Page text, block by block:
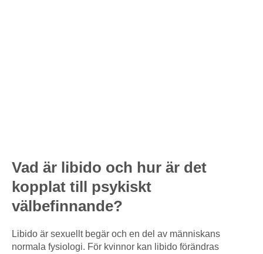
Vad är libido och hur är det
kopplat till psykiskt
välbefinnande?
Libido är sexuellt begär och en del av människans
normala fysiologi. För kvinnor kan libido förändras